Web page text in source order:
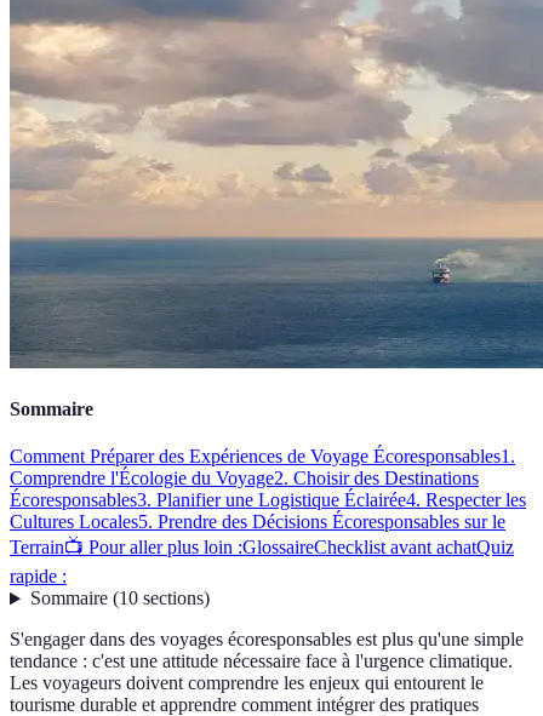
Sommaire
Comment Préparer des Expériences de Voyage Écoresponsables1.
Comprendre l'Écologie du Voyage2. Choisir des Destinations
Écoresponsables3. Planifier une Logistique Éclairée4. Respecter les
Cultures Locales5. Prendre des Décisions Écoresponsables sur le
Terrain📺 Pour aller plus loin :GlossaireChecklist avant achatQuiz
rapide :
Sommaire(10 sections)
S'engager dans des voyages écoresponsables est plus qu'une simple
tendance : c'est une attitude nécessaire face à l'urgence climatique.
Les voyageurs doivent comprendre les enjeux qui entourent le
tourisme durable et apprendre comment intégrer des pratiques